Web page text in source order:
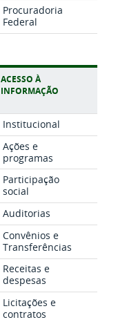
Procuradoria
Federal
ACESSO À
INFORMAÇÃO
Institucional
Ações e
programas
Participação
social
Auditorias
Convênios e
Transferências
Receitas e
despesas
Licitações e
contratos